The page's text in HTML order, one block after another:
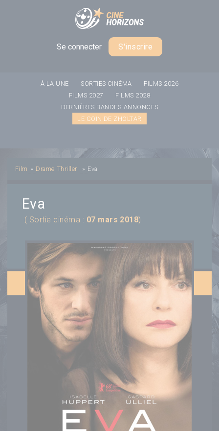
Se connecter S'inscrire
À LA UNE SORTIES CINÉMA
FILMS 2026
FILMS 2027
FILMS 2028
DERNIÈRES BANDES-ANNONCES
LE COIN DE ZHOLTAR
Film » Drame Thriller » Eva
Eva
( Sortie cinéma : 07 mars 2018)
Panneau de gestion des cookies